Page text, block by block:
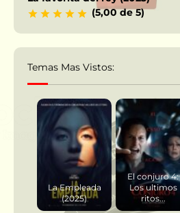
(5,00 de 5)
Temas Mas Vistos:
La Empleada
(2025)
El conjuro 4:
Los ultimos
ritos...